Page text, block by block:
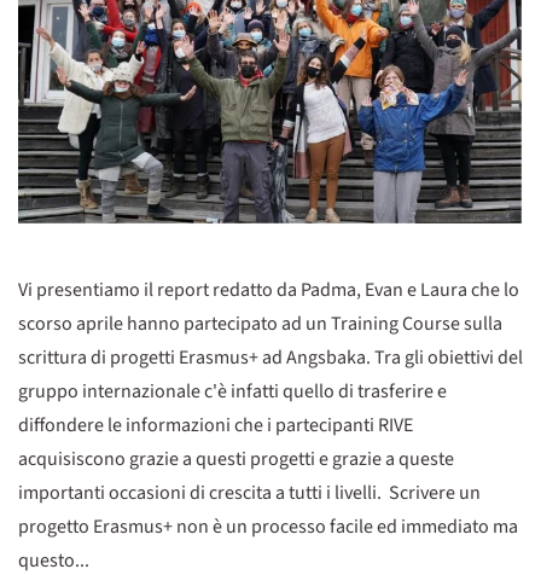
Vi presentiamo il report redatto da Padma, Evan e Laura che lo
scorso aprile hanno partecipato ad un Training Course sulla
scrittura di progetti Erasmus+ ad Angsbaka. Tra gli obiettivi del
gruppo internazionale c'è infatti quello di trasferire e
diffondere le informazioni che i partecipanti RIVE
acquisiscono grazie a questi progetti e grazie a queste
importanti occasioni di crescita a tutti i livelli. Scrivere un
progetto Erasmus+ non è un processo facile ed immediato ma
questo...